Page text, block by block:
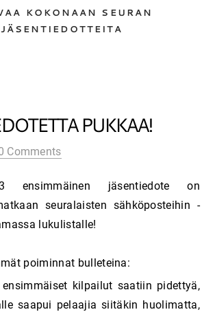
KOKONAAN SEURAN
JÄSENTIEDOTTEITA
PUKKAA!
Comments
ensimmäinen jäsentiedote on
seuralaisten sähköposteihin -
lukulistalle!
poiminnat bulleteina:
ensimmäiset kilpailut saatiin pidettyä,
saapui pelaajia siitäkin huolimatta,